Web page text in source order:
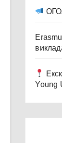
Young